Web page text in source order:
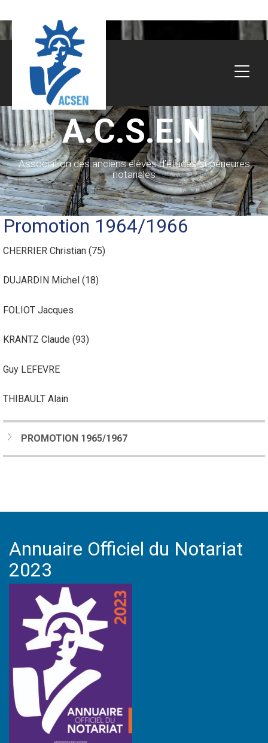
A.C.S.E.N
Association des anciens élèves d’études supérieures
notariales
Promotion 1964/1966
CHERRIER Christian (75)
DUJARDIN Michel (18)
FOLIOT Jacques
KRANTZ Claude (93)
Guy LEFEVRE
THIBAULT Alain
PROMOTION 1965/1967
Annuaire Officiel du Notariat
2023